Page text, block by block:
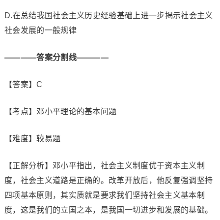
D.在总结我国社会主义历史经验基础上进一步揭示社会主义
社会发展的一般规律
————答案分割线————
【答案】C
【考点】邓小平理论的基本问题
【难度】较易题
【正解分析】邓小平指出，社会主义制度优于资本主义制
度，社会主义道路是正确的。改革开放后，他反复强调坚持
四项基本原则，其实质就是要求我们坚持社会主义基本制
度，这是我们的立国之本，是我国一切进步和发展的基础。